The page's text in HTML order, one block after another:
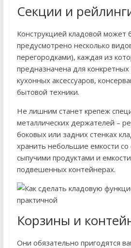
Секции и
Конструкцией кладовой может
предусмотрено несколько
перегородками), каждая из
предназначена для конкретных
кухонных аксессуаров,
бытовой техники.
Не лишним станет крепеж
металлических держателей –
боковых или задних стенках
хранить небольшие емкости со
сыпучими продуктами и
подвешенных контейнерах.
Корзины и
Они обязательно пригодятся